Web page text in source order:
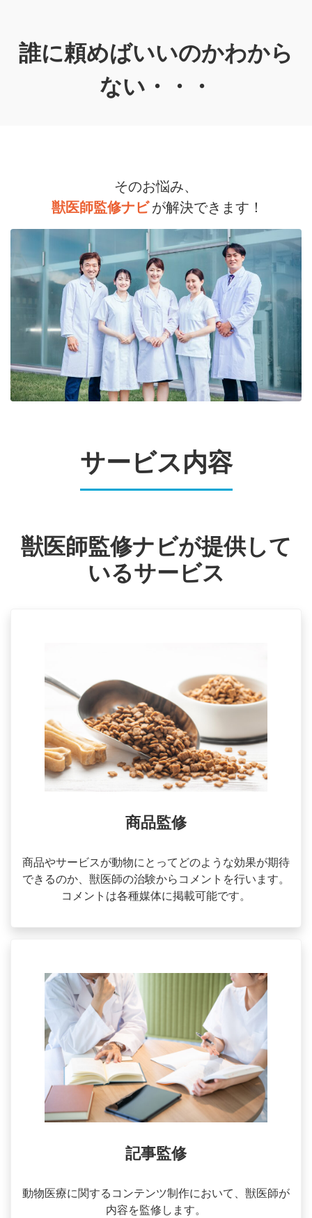
誰に頼めばいいのかわから
ない・・・
そのお悩み、
獣医師監修ナビ が解決できます！
サービス内容
獣医師監修ナビが提供して
いるサービス
商品監修
商品やサービスが動物にとってどのような効果が期待
できるのか、獣医師の治験からコメントを行います。
コメントは各種媒体に掲載可能です。
記事監修
動物医療に関するコンテンツ制作において、獣医師が
内容を監修します。